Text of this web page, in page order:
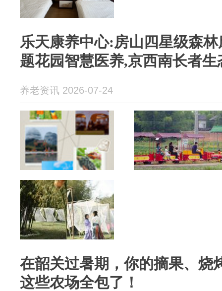
乐天康养中心:房山四星级森
题花园智慧医养,京西南长者生
养老资讯 2026-07-24
在韶关过暑期，你的摘果、烧
这些农场全包了！